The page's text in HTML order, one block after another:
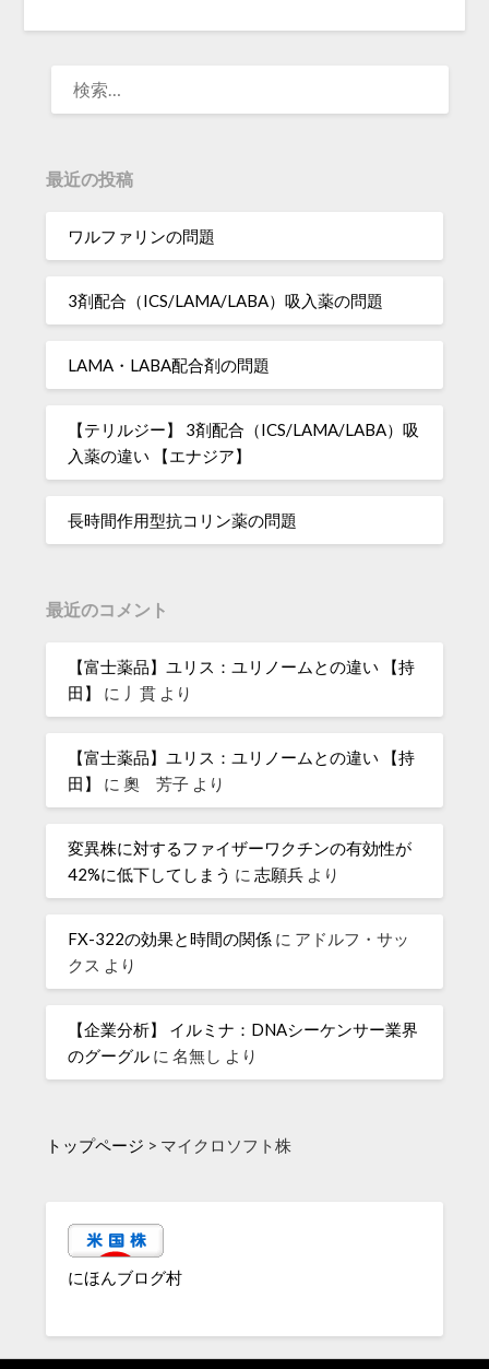
最近の投稿
ワルファリンの問題
3剤配合（ICS/LAMA/LABA）吸入薬の問題
LAMA・LABA配合剤の問題
【テリルジー】 3剤配合（ICS/LAMA/LABA）吸
入薬の違い 【エナジア】
長時間作用型抗コリン薬の問題
最近のコメント
【富士薬品】ユリス：ユリノームとの違い 【持
田】
に 丿貫 より
【富士薬品】ユリス：ユリノームとの違い 【持
田】
に奧 芳子 より
変異株に対するファイザーワクチンの有効性が
42%に低下してしまう に志願兵 より
FX-322の効果と時間の関係 に アドルフ・サッ
クス より
【企業分析】 イルミナ：DNAシーケンサー業界
のグーグル に名無し より
トップページ > マイクロソフト株
にほんブログ村